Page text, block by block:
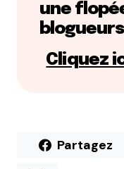
une
Cliquez
Partagez